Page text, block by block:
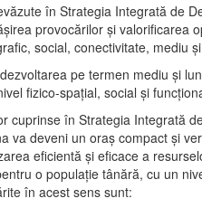
în Strategia Integrată de
provocărilor şi valorificarea
social, conectivitate, mediu
pe termen mediu şi
fizico-spaţial, social şi
cuprinse în Strategia Integrată
va deveni un oraş compact şi
eficientă şi eficace a
o populaţie tânără, cu un
în acest sens sunt: